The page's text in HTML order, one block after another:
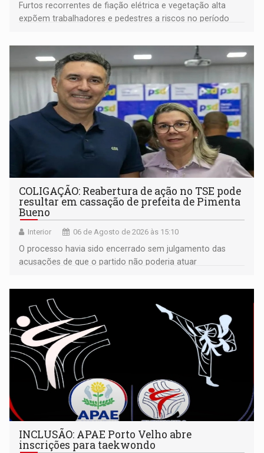
Furtos recorrentes de fiação elétrica e vegetação alta
expõem trabalhadores e pedestres a riscos no período
COLIGAÇÃO: Reabertura de ação no TSE pode
resultar em cassação de prefeita de Pimenta
Bueno
Interior 06 de Agosto de 2026 às 15:10
O processo havia sido encerrado sem julgamento das
acusações de que o partido não poderia atuar
INCLUSÃO: APAE Porto Velho abre
inscrições para taekwondo